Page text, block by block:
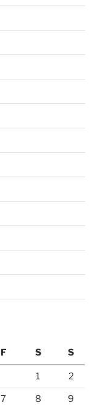
F S S
1 2
7 8 9